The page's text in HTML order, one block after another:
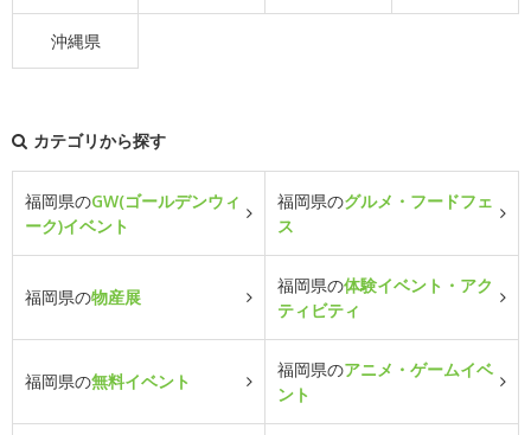
沖縄県
カテゴリから探す
福岡県のGW(ゴールデンウィ
ーク)イベント
福岡県のグルメ・フードフェ
ス
福岡県の物産展
福岡県の体験イベント・アク
ティビティ
福岡県の無料イベント
福岡県のアニメ・ゲームイベ
ント